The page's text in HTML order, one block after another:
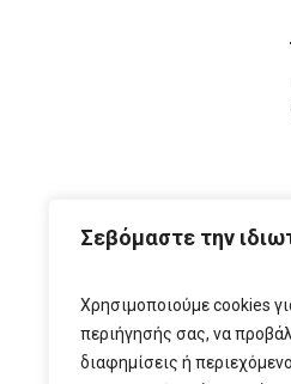
Σεβόμαστε την
Χρησιμοποιούμε cookies
περιήγησής σας, να
διαφημίσεις ή